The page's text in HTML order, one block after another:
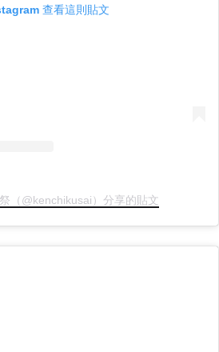
查看這則貼文
（@kenchikusai）分享的貼文